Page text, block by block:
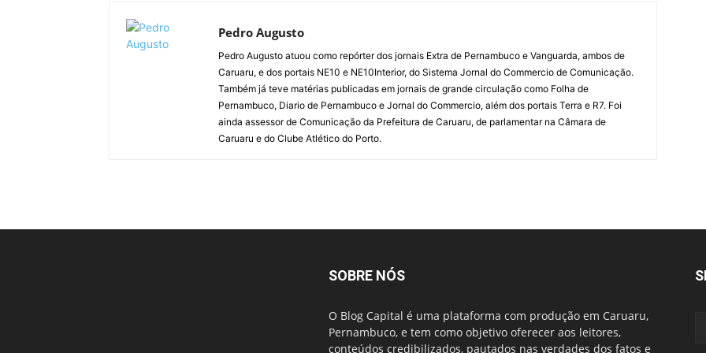
Pedro Augusto
Pedro Augusto atuou como repórter dos jornais Extra de Pernambuco e Vanguarda, ambos de
Caruaru, e dos portais NE10 e NE10Interior, do Sistema Jornal do Commercio de Comunicação.
Também já teve matérias publicadas em jornais de grande circulação como Folha de
Pernambuco, Diario de Pernambuco e Jornal do Commercio, além dos portais Terra e R7. Foi
ainda assessor de Comunicação da Prefeitura de Caruaru, de parlamentar na Câmara de
Caruaru e do Clube Atlético do Porto.
SOBRE NÓS
O Blog Capital é uma plataforma com produção em Caruaru,
Pernambuco, e tem como objetivo oferecer aos leitores,
conteúdos credibilizados, pautados nas verdades dos fatos e